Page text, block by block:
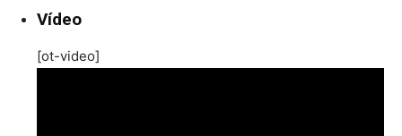
Vídeo
[ot-video]